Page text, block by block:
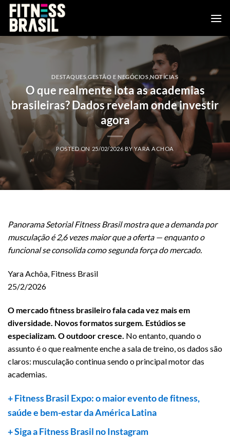
Skip
content
DESTAQUES ,GESTÃO E NEGÓCIOS ,NOTÍCIAS
O que realmente lota as academias
brasileiras? Dados revelam onde investir
agora
POSTED ON 25/02/2026 BYYARA ACHOA
Panorama Setorial Fitness Brasil mostra que a demanda por
musculação é 2,6 vezes maior que a oferta — enquanto o
funcional se consolida como segunda força do mercado.
Yara Achôa, Fitness Brasil
25/2/2026
O mercado fitness brasileiro fala cada vez mais em
diversidade. Novos formatos surgem. Estúdios se
especializam. O outdoor cresce. No entanto, quando o
assunto é o que realmente enche a sala de treino, os dados são
claros: musculação continua sendo o principal motor das
academias.
+ Fitness Brasil Expo: o maior evento de fitness,
saúde e bem-estar da América Latina
+ Siga a Fitness Brasil no Instagram